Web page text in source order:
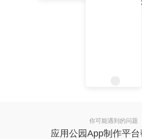
你可能遇到的问题
应用公园App制作平